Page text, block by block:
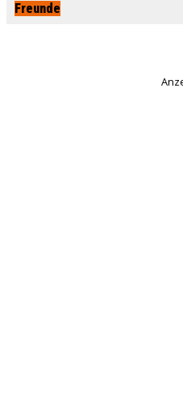
Freunde